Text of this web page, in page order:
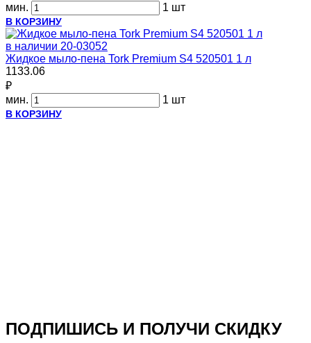
мин.
1 шт
В КОРЗИНУ
в наличии 20-03052
Жидкое мыло-пена Tork Premium S4 520501 1 л
1133.06
₽
мин.
1 шт
В КОРЗИНУ
ПОДПИШИСЬ И ПОЛУЧИ СКИДКУ